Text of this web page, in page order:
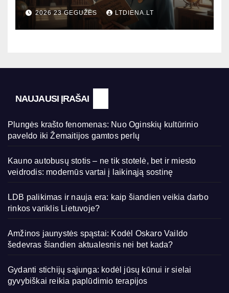
šiandien aktualesnis nei bet
kada?
2026 23 GEGUŽĖS LTDIENA.LT
NAUJAUSI ĮRAŠAI
Plungės krašto fenomenas: Nuo Oginskių kultūrinio
paveldo iki Žemaitijos gamtos perlų
Kauno autobusų stotis – ne tik stotelė, bet ir miesto
veidrodis: modernūs vartai į laikinąją sostinę
LDB palikimas ir nauja era: kaip šiandien veikia darbo
rinkos variklis Lietuvoje?
Amžinos jaunystės spąstai: Kodėl Oskaro Vaildo
šedevras šiandien aktualesnis nei bet kada?
Gydanti stichijų sąjunga: kodėl jūsų kūnui ir sielai
gyvybiškai reikia paplūdimio terapijos